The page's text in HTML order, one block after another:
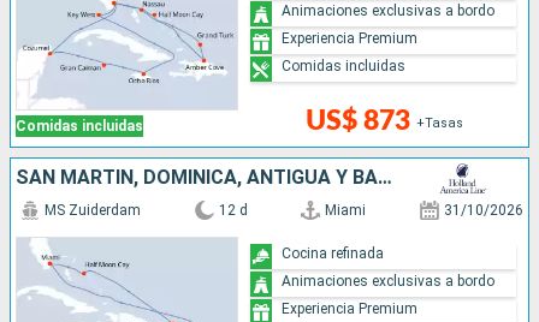
Comidas incluidas US$ 873 +Tasas
Animaciones exclusivas a bordo
Experiencia Premium
Comidas incluidas
SAN MARTÍN, DOMINICA, ANTIGUA Y BARBUDA, BAHAMAS, ESTADOS UNIDOS
MS Zuiderdam 12 d Miami 31/10/2026
Cocina refinada
Animaciones exclusivas a bordo
Experiencia Premium